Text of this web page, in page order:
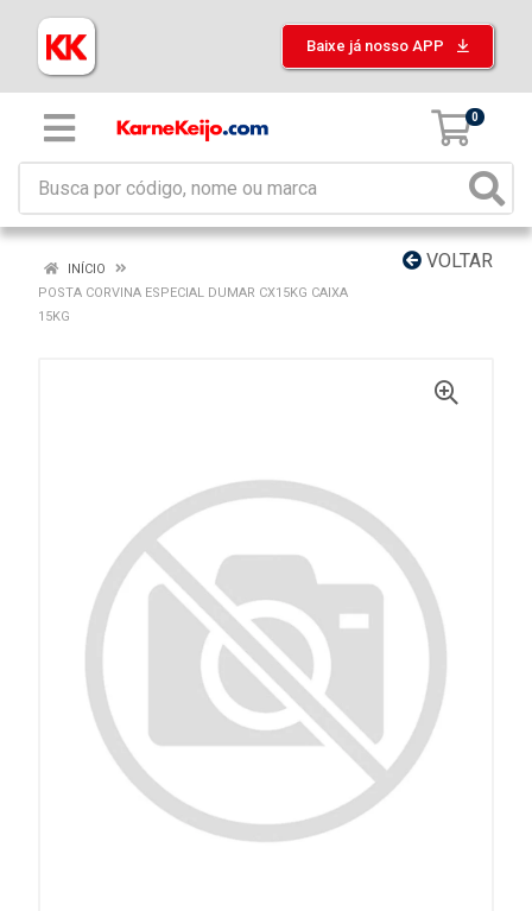
Baixe já nosso APP
0
VOLTAR
INÍCIO
POSTA CORVINA ESPECIAL DUMAR CX15KG CAIXA
15KG